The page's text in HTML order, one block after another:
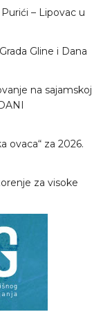
– Lipovac u
Gline i Dana
na sajamskoj
ovaca“ za 2026.
za visoke